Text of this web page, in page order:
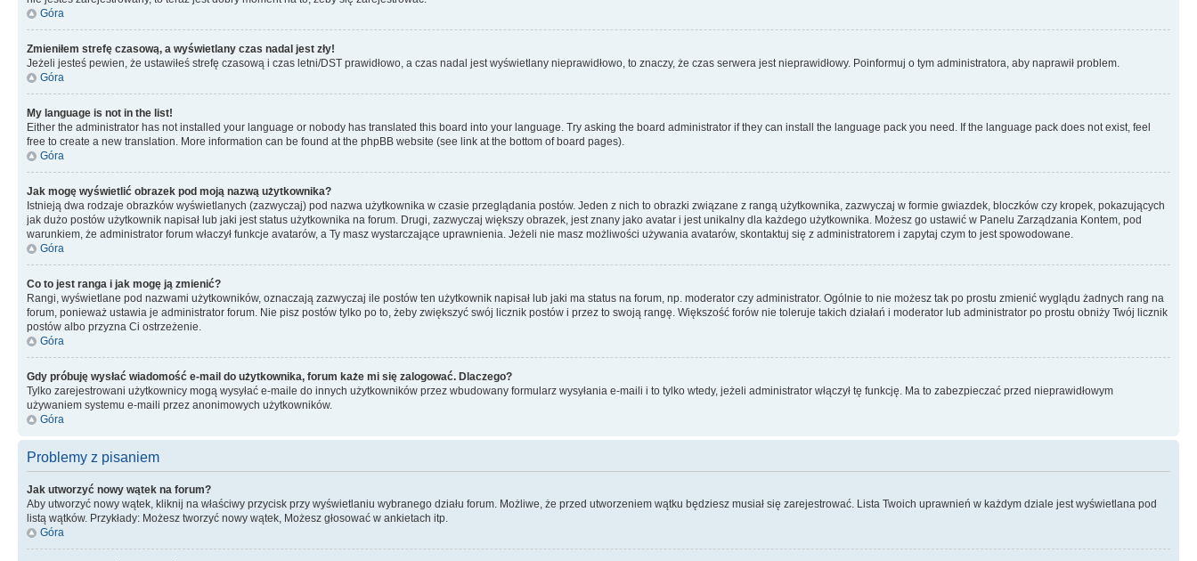
Góra
Zmieniłem strefę czasową, a wyświetlany czas nadal jest zły!
Jeżeli jesteś pewien, że ustawiłeś strefę czasową i czas letni/DST prawidłowo, a czas nadal jest wyświetlany nieprawidłowo, to znaczy, że czas serwera jest nieprawidłowy. Poinformuj o tym administratora, aby naprawił problem.
Góra
My language is not in the list!
Either the administrator has not installed your language or nobody has translated this board into your language. Try asking the board administrator if they can install the language pack you need. If the language pack does not exist, feel
free to create a new translation. More information can be found at the phpBB website (see link at the bottom of board pages).
Góra
Jak mogę wyświetlić obrazek pod moją nazwą użytkownika?
Istnieją dwa rodzaje obrazków wyświetlanych (zazwyczaj) pod nazwa użytkownika w czasie przeglądania postów. Jeden z nich to obrazki związane z rangą użytkownika, zazwyczaj w formie gwiazdek, bloczków czy kropek, pokazujących
jak dużo postów użytkownik napisał lub jaki jest status użytkownika na forum. Drugi, zazwyczaj większy obrazek, jest znany jako avatar i jest unikalny dla każdego użytkownika. Możesz go ustawić w Panelu Zarządzania Kontem, pod
warunkiem, że administrator forum właczył funkcje avatarów, a Ty masz wystarczające uprawnienia. Jeżeli nie masz możliwości używania avatarów, skontaktuj się z administratorem i zapytaj czym to jest spowodowane.
Góra
Co to jest ranga i jak mogę ją zmienić?
Rangi, wyświetlane pod nazwami użytkowników, oznaczają zazwyczaj ile postów ten użytkownik napisał lub jaki ma status na forum, np. moderator czy administrator. Ogólnie to nie możesz tak po prostu zmienić wyglądu żadnych rang na
forum, ponieważ ustawia je administrator forum. Nie pisz postów tylko po to, żeby zwiększyć swój licznik postów i przez to swoją rangę. Większość forów nie toleruje takich działań i moderator lub administrator po prostu obniży Twój licznik
postów albo przyzna Ci ostrzeżenie.
Góra
Gdy próbuję wysłać wiadomość e-mail do użytkownika, forum każe mi się zalogować. Dlaczego?
Tylko zarejestrowani użytkownicy mogą wysyłać e-maile do innych użytkowników przez wbudowany formularz wysyłania e-maili i to tylko wtedy, jeżeli administrator włączył tę funkcję. Ma to zabezpieczać przed nieprawidłowym
używaniem systemu e-maili przez anonimowych użytkowników.
Góra
Problemy z pisaniem
Jak utworzyć nowy wątek na forum?
Aby utworzyć nowy wątek, kliknij na właściwy przycisk przy wyświetlaniu wybranego działu forum. Możliwe, że przed utworzeniem wątku będziesz musiał się zarejestrować. Lista Twoich uprawnień w każdym dziale jest wyświetlana pod
listą wątków. Przykłady: Możesz tworzyć nowy wątek, Możesz głosować w ankietach itp.
Góra